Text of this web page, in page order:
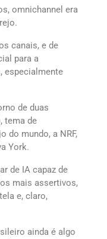
omnichannel era
canais, e de
para a
especialmente
de duas
tema de
do mundo, a NRF,
York.
de IA capaz de
mais assertivos,
e, claro,
ainda é algo